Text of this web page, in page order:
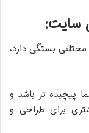
سایت:
بستگی دارد،
پیچیده تر باشد و
برای طراحی و